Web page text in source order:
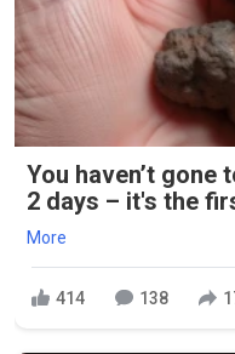
You haven’t
2 days – it's the
More
414 138